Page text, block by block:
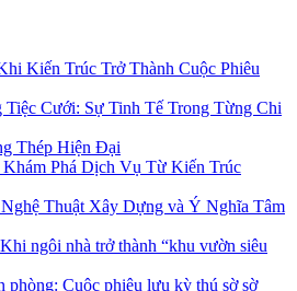
Kiến Trúc Trở Thành Cuộc Phiêu
Tiệc Cưới: Sự Tinh Tế Trong Từng Chi
Thép Hiện Đại
Phá Dịch Vụ Từ Kiến Trúc
Thuật Xây Dựng và Ý Nghĩa Tâm
ngôi nhà trở thành “khu vườn siêu
phòng: Cuộc phiêu lưu kỳ thú sờ sờ